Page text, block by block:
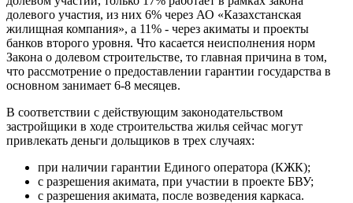
долевого участия, из них 6% через АО «Казахстанская
жилищная компания», а 11% - через акиматы и проекты
банков второго уровня. Что касается неисполнения норм
Закона о долевом строительстве, то главная причина в том,
что рассмотрение о предоставлении гарантии государства в
основном занимает 6-8 месяцев.
В соответствии с действующим законодательством
застройщики в ходе строительства жилья сейчас могут
привлекать деньги дольщиков в трех случаях:
при наличии гарантии Единого оператора (КЖК);
с разрешения акимата, при участии в проекте БВУ;
с разрешения акимата, после возведения каркаса.